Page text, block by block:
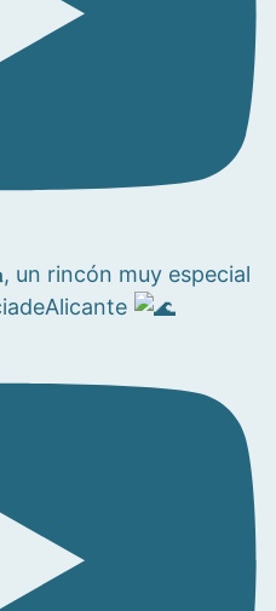
un rincón muy especial